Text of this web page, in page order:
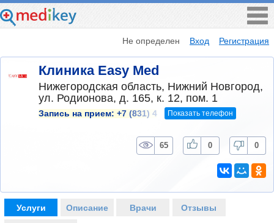
Не определен Вход Регистрация
Клиника Easy Med
Нижегородская область, Нижний Новгород,
ул. Родионова, д. 165, к. 12, пом. 1
Запись на прием: +7 (831) 4 Показать телефон
65 0 0
Услуги Описание Врачи Отзывы